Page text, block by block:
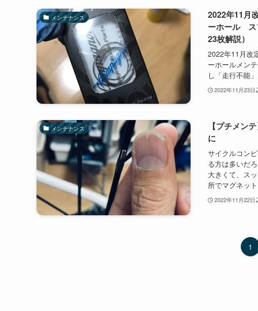
メンテナンス
2022年11月
ーホール ス
23枚解説）
2022年11月改
ーホールメン
し「走行不能
2022年11月23日
メンテナンス
【プチメン
に
サイクルコン
る方は多いだ
大きくて、ス
所でマグネット
2022年11月22日
1